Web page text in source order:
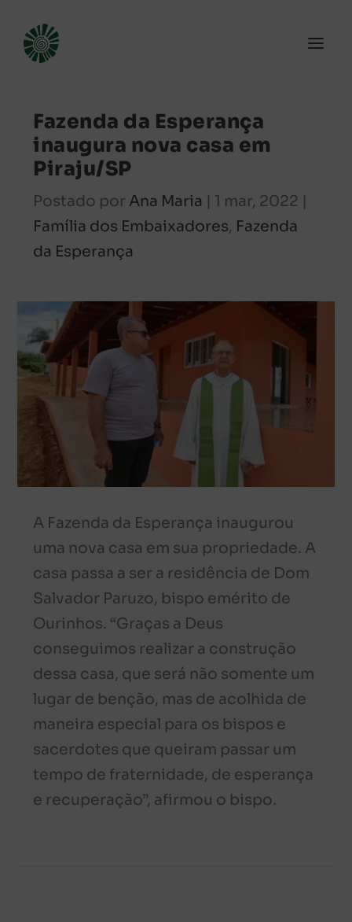
Fazenda da Esperança
inaugura nova casa em
Piraju/SP
Postado por Ana Maria | 1 mar, 2022 |
Família dos Embaixadores, Fazenda
da Esperança
A Fazenda da Esperança inaugurou
uma nova casa em sua propriedade. A
casa passa a ser a residência de Dom
Salvador Paruzo, bispo emérito de
Ourinhos. “Graças a Deus
conseguimos realizar a construção
dessa casa, que será não somente um
lugar de benção, mas de acolhida de
maneira especial para os bispos e
sacerdotes que queiram passar um
tempo de fraternidade, de esperança
e recuperação”, afirmou o bispo.